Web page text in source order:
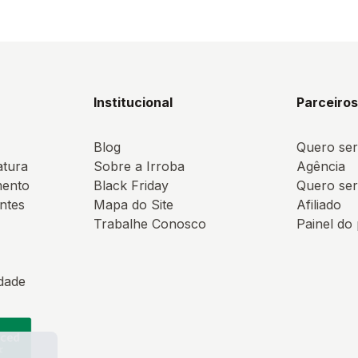
Institucional
Blog
Sobre a Irroba
Black Friday
Mapa do Site
Trabalhe Conosco
Parceiros
Quero
Agência
Quero
Afiliado
Painel